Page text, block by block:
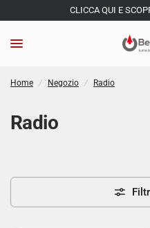
CLICCA QUI E
Home / Negozio / Radio
Radio